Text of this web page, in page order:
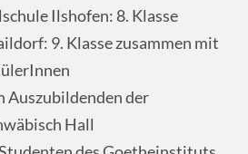
Ilshofen: 8. Klasse
9. Klasse zusammen mit
Auszubildenden der
Hall